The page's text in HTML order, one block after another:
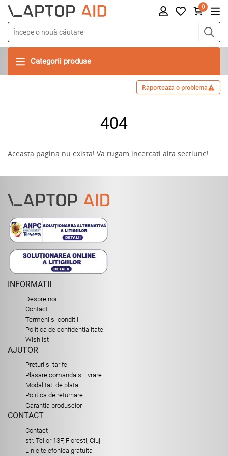
0
Categorii produse
Raporteaza o problema
404
Aceasta pagina nu exista! Va rugam incercati alta sectiune!
INFORMATII
Despre noi
Contact
Termeni si conditii
Politica de confidentialitate
Wishlist
AJUTOR
Preturi si tarife
Plasare comanda si livrare
Modalitati de plata
Politica de returnare
Garantia produselor
CONTACT
Contact
str. Teilor 13F, Floresti, Cluj
Linie telefonica gratuita